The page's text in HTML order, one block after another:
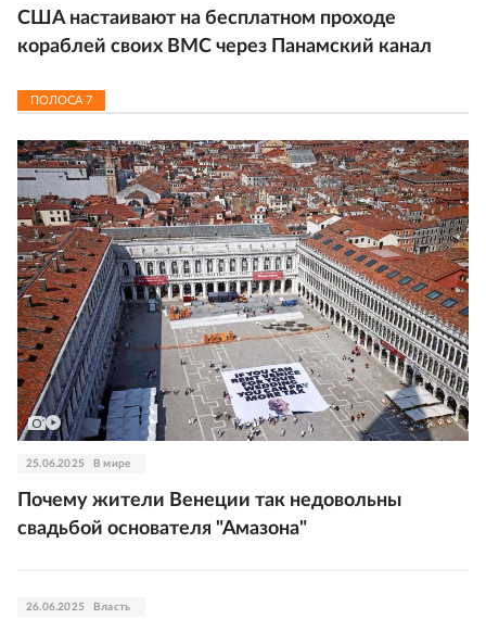
США настаивают на бесплатном проходе
кораблей своих ВМС через Панамский канал
ПОЛОСА 7
25.06.2025 В мире
Почему жители Венеции так недовольны
свадьбой основателя "Амазона"
26.06.2025 Власть